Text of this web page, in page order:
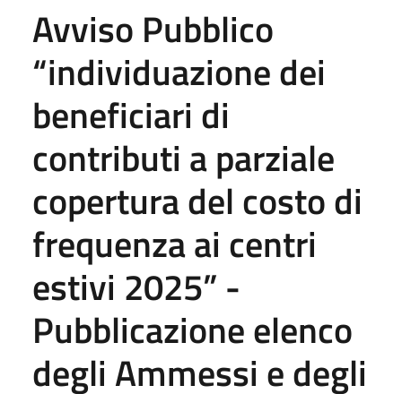
Avviso Pubblico
“individuazione dei
beneficiari di
contributi a parziale
copertura del costo di
frequenza ai centri
estivi 2025” -
Pubblicazione elenco
degli Ammessi e degli